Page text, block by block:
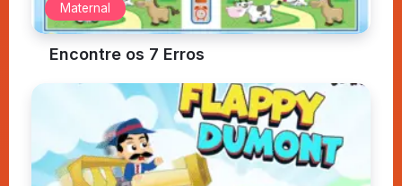
Maternal
Encontre os 7 Erros